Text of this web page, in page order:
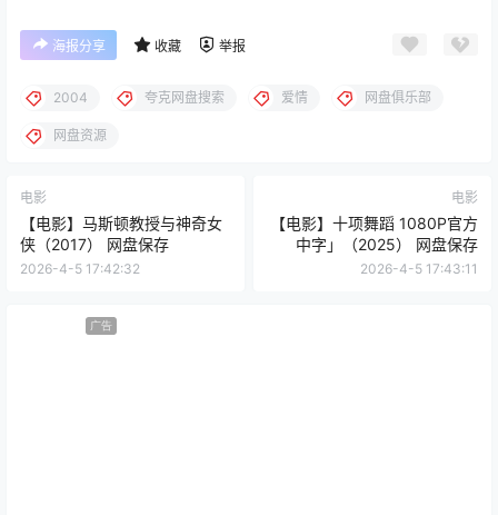
海报分享 收藏 举报
2004 夸克网盘搜索 爱情 网盘俱乐部
网盘资源
电影
【电影】马斯顿教授与神奇女
侠（2017） 网盘保存
2026-4-5 17:42:32
电影
【电影】十项舞蹈 1080P官方
中字」（2025） 网盘保存
2026-4-5 17:43:11
广告